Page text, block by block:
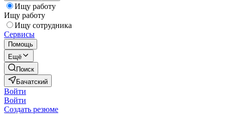
Ищу работу
Ищу работу
Ищу сотрудника
Сервисы
Помощь
Ещё
Поиск
Бачатский
Войти
Войти
Создать резюме